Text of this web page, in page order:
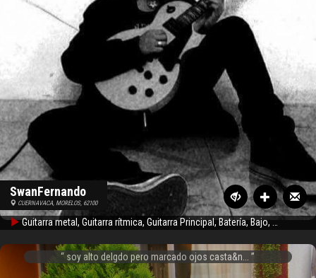
SwanFernando
CUERNAVACA, MORELOS, 62100
Guitarra metal, Guitarra rítmica, Guitarra Principal, Batería, Bajo, Cantante de Fondo, Guitarra Acústica, Violín, Teclado
soy alto delgdo pero marcado ojos casta&n...